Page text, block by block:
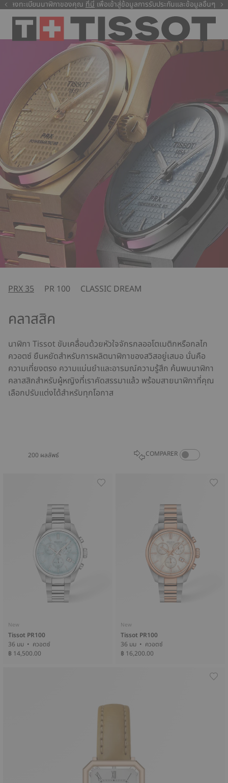
ที่นี่
ลงทะเบียนนาฬิกาของคุณที่นี่ เพื่อเข้าสู่ข้อมูลการรับประกันและข้อมูลอื่นๆ
PRX 35 PR 100 CLASSIC DREAM
คลาสสิค
นาฬิกา Tissot ขับเคลื่อนด้วยหัวใจจักรกลออโตเมติกหรือกลไก
ควอตซ์ ยืนหยัดสำหรับการผลิตนาฬิกาของสวิสอยู่เสมอ นั่นคือ
ความเที่ยงตรง ความแม่นยำและอารมณ์ความรู้สึก ค้นพบนาฬิกา
คลาสสิกสำหรับผู้หญิงที่เราคัดสรรมาแล้ว พร้อมสายนาฬิกาที่คุณ
เลือกปรับแต่งได้สำหรับทุกโอกาส
200 ผลลัพธ์ COMPARER COMPARE
New
Tissot PR100
36 มม • ควอตซ์
฿ 14,500.00
New
Tissot PR100
36 มม • ควอตซ์
฿ 16,200.00